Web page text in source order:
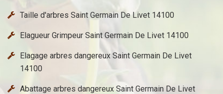
Taille d'arbres Saint Germain De Livet 14100
Elagueur Grimpeur Saint Germain De Livet 14100
Elagage arbres dangereux Saint Germain De Livet
14100
Abattage arbres dangereux Saint Germain De Livet